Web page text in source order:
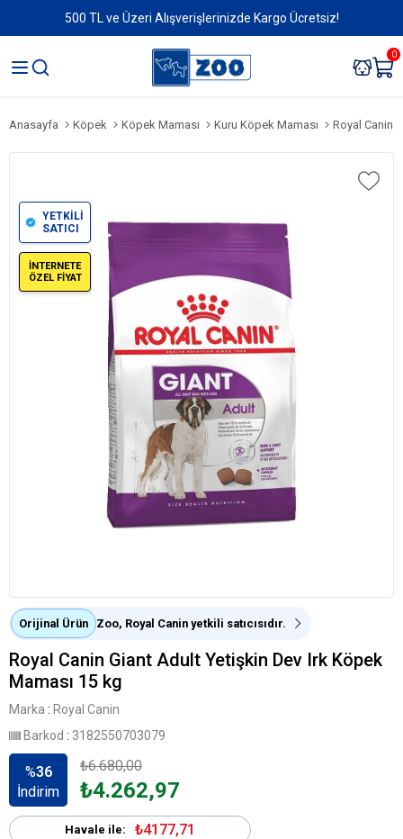
500 TL ve Üzeri Alışverişlerinizde Kargo Ücretsiz!
0
Anasayfa Köpek Köpek Maması Kuru Köpek Maması Royal Canin
YETKİLİ
SATICI
İNTERNETE
ÖZEL FİYAT
Orijinal Ürün Zoo, Royal Canin yetkili satıcısıdır.
Royal Canin Giant Adult Yetişkin Dev Irk Köpek
Maması 15 kg
Marka : Royal Canin
Barkod : 3182550703079
%36
İndirim
₺6.680,00
₺4.262,97
Havale ile: ₺4177,71